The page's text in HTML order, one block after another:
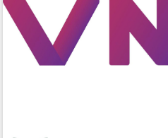
Đắk Lắk phát động hưởng ứng Ngày
Quyền của người tiêu dùng Việt Nam
2026
Đẩy mạnh cải cách hành chính, quyết
tâm đạt được mục tiêu tăng trưởng